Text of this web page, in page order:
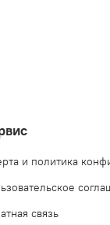
и политика
связь